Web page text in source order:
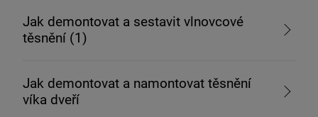
Jak demontovat a sestavit vlnovcové
těsnění (1)
Jak demontovat a namontovat těsnění
víka dveří